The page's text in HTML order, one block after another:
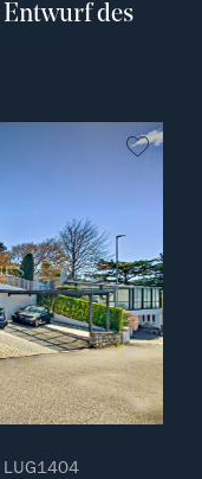
des
kein